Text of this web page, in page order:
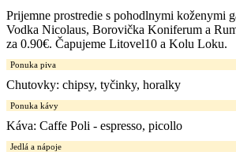
Prijemne prostredie s pohodlnymi koženymi
Vodka Nicolaus, Borovička Koniferum a
za 0.90€. Čapujeme Litovel10 a Kolu Loku.
Ponuka piva
Chutovky: chipsy, tyčinky, horalky
Ponuka kávy
Káva: Caffe Poli - espresso, picollo
Jedlá a nápoje